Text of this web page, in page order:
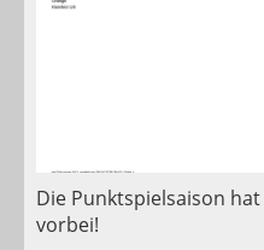
Die Punktspielsaison
vorbei!